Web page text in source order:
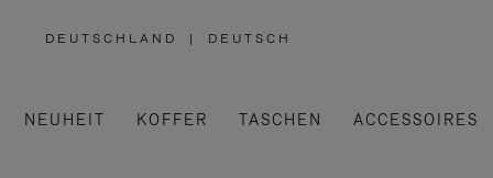
DEUTSCHLAND
,
AUS
| DEUTSCH
NEUHEIT KOFFER TASCHEN ACCESSOIRES